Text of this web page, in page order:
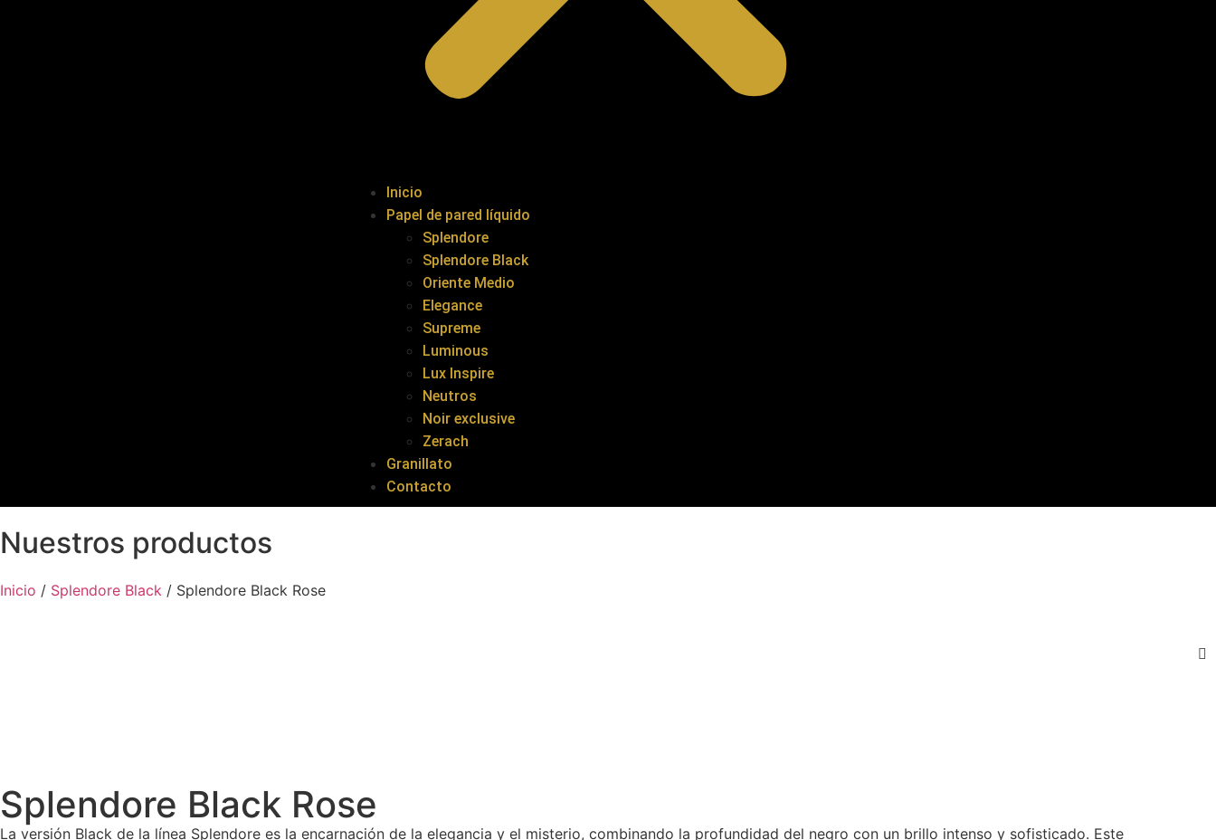
Inicio
Papel de pared líquido
Splendore
Splendore Black
Oriente Medio
Elegance
Supreme
Luminous
Lux Inspire
Neutros
Noir exclusive
Zerach
Granillato
Contacto
Nuestros productos
Inicio / Splendore Black / Splendore Black Rose
Splendore Black Rose
La versión Black de la línea Splendore es la encarnación de la elegancia y el misterio, combinando la profundidad del negro con un brillo intenso y sofisticado. Este